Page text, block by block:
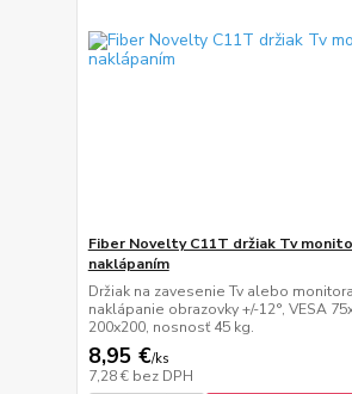
Fiber Novelty C11T držiak Tv
naklápaním
Držiak na zavesenie Tv alebo
naklápanie obrazovky +/-12°, VESA
200x200, nosnosť 45 kg.
8,95 €/ks
7,28 € bez DPH